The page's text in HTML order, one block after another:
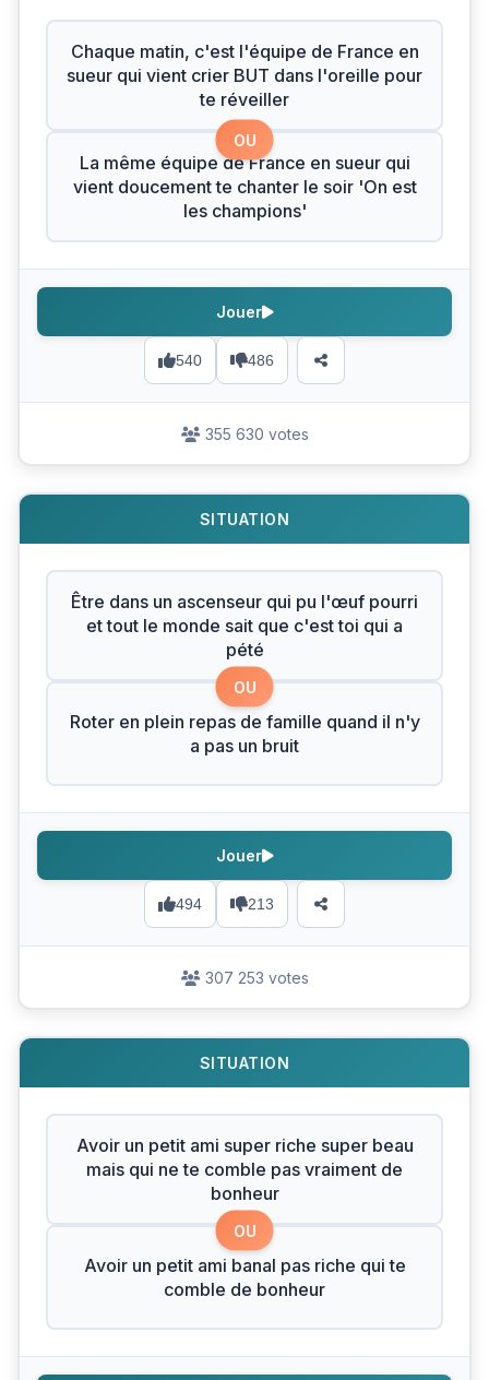
Chaque matin, c'est l'équipe de France en
sueur qui vient crier BUT dans l'oreille pour
te réveiller
OU
La même équipe de France en sueur qui
vient doucement te chanter le soir 'On est
les champions'
540 486
Jouer
355 630 votes
SITUATION
Être dans un ascenseur qui pu l'œuf pourri
et tout le monde sait que c'est toi qui a
pété
OU
Roter en plein repas de famille quand il n'y
a pas un bruit
494 213
Jouer
307 253 votes
SITUATION
Avoir un petit ami super riche super beau
mais qui ne te comble pas vraiment de
bonheur
OU
Avoir un petit ami banal pas riche qui te
comble de bonheur